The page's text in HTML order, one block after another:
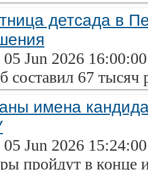
детсада в
Jun 2026
составил 67 тысяч
имена
Jun 2026
пройдут в конце